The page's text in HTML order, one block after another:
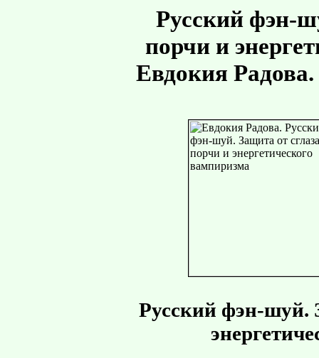
Русский фэн-
порчи и
Евдокия
Русский фэн-шуй.